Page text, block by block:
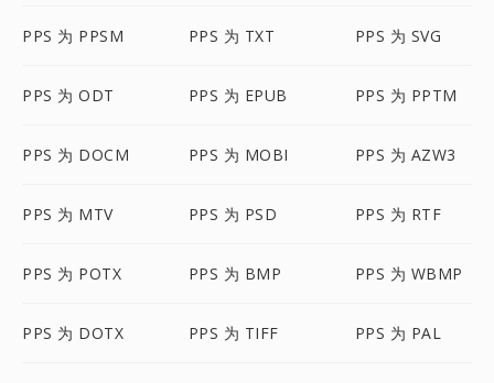
PPS 为 PPSM PPS 为 TXT PPS 为 SVG
PPS 为 ODT PPS 为 EPUB PPS 为 PPTM
PPS 为 DOCM PPS 为 MOBI PPS 为 AZW3
PPS 为 MTV PPS 为 PSD PPS 为 RTF
PPS 为 POTX PPS 为 BMP PPS 为 WBMP
PPS 为 DOTX PPS 为 TIFF PPS 为 PAL